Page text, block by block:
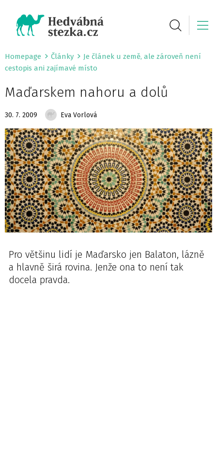
Homepage Články
Je článek u země, ale zároveň není
cestopis ani zajímavé místo
Maďarskem nahoru a dolů
30. 7. 2009 Eva Vorlová
Pro většinu lidí je Maďarsko jen Balaton, lázně
a hlavně širá rovina. Jenže ona to není tak
docela pravda.